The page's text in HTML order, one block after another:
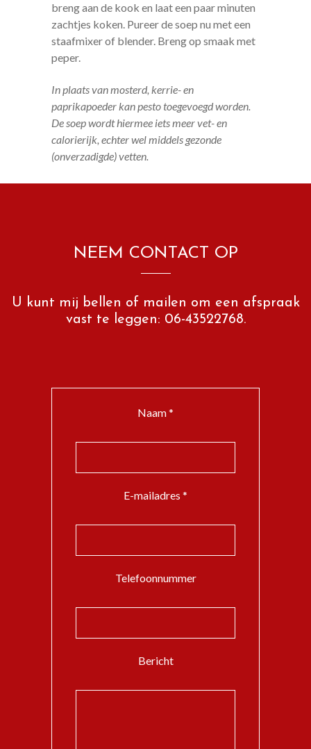
breng aan de kook en laat een paar minuten
zachtjes koken. Pureer de soep nu met een
staafmixer of blender. Breng op smaak met
peper.
In plaats van mosterd, kerrie- en
paprikapoeder kan pesto toegevoegd worden.
De soep wordt hiermee iets meer vet- en
calorierijk, echter wel middels gezonde
(onverzadigde) vetten.
NEEM CONTACT OP
U kunt mij bellen of mailen om een afspraak
vast te leggen: 06-43522768.
Naam *
E-mailadres *
Telefoonnummer
Bericht